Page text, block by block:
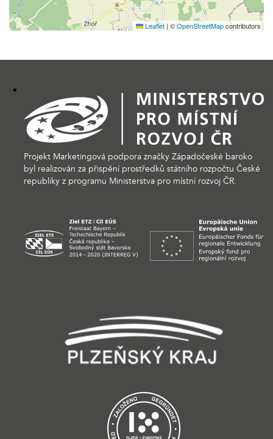
Leaflet | ©OpenStreetMapcontributors
Projekt Marketingová podpora značky Západočeské baroko
byl realizován za přispění prostředků státního rozpočtu České
republiky z programu Ministerstva pro místní rozvoj ČR.